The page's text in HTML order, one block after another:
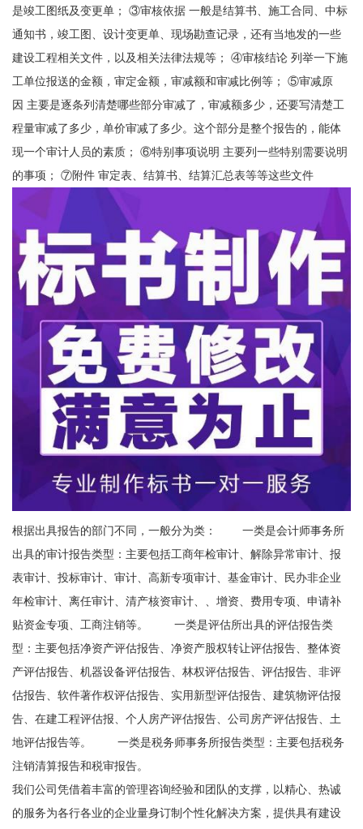
是竣工图纸及变更单； ③审核依据 一般是结算书、施工合同、中标
通知书，竣工图、设计变更单、现场勘查记录，还有当地发的一些
建设工程相关文件，以及相关法律法规等； ④审核结论 列举一下施
工单位报送的金额，审定金额，审减额和审减比例等； ⑤审减原
因 主要是逐条列清楚哪些部分审减了，审减额多少，还要写清楚工
程量审减了多少，单价审减了多少。这个部分是整个报告的，能体
现一个审计人员的素质； ⑥特别事项说明 主要列一些特别需要说明
的事项； ⑦附件 审定表、结算书、结算汇总表等等这些文件
根据出具报告的部门不同，一般分为类： 一类是会计师事务所
出具的审计报告类型：主要包括工商年检审计、解除异常审计、报
表审计、投标审计、审计、高新专项审计、基金审计、民办非企业
年检审计、离任审计、清产核资审计、、增资、费用专项、申请补
贴资金专项、工商注销等。 一类是评估所出具的评估报告类
型：主要包括净资产评估报告、净资产股权转让评估报告、整体资
产评估报告、机器设备评估报告、林权评估报告、评估报告、非评
估报告、软件著作权评估报告、实用新型评估报告、建筑物评估报
告、在建工程评估报、个人房产评估报告、公司房产评估报告、土
地评估报告等。 一类是税务师事务所报告类型：主要包括税务
注销清算报告和税审报告。
我们公司凭借着丰富的管理咨询经验和团队的支撑，以精心、热诚
的服务为各行各业的企业量身订制个性化解决方案，提供具有建设